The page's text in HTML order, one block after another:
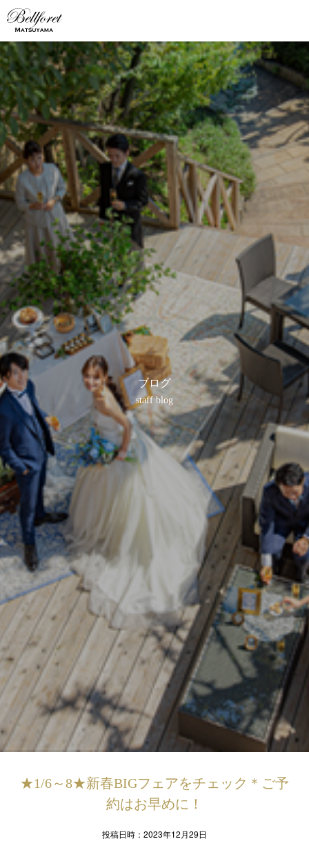
ブログ
staff blog
★1/6～8★新春BIGフェアをチェック＊ご予
約はお早めに！
投稿日時：2023年12月29日